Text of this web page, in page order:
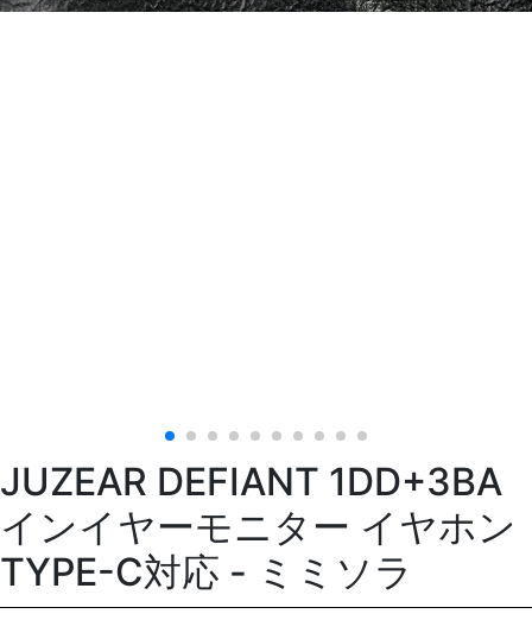
JUZEAR DEFIANT 1DD+3BA
インイヤーモニター イヤホン
TYPE-C対応 - ミミソラ